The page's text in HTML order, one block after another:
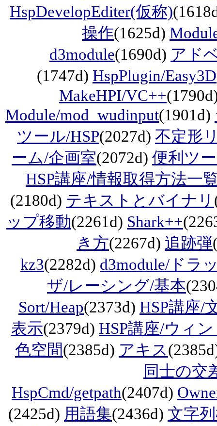
HspDevelopEditer(仮称)
操作(1625d)
d3module(1690d) アド
(1747d) HspPlugin/Easy3D
MakeHPI/VC++
Module/mod_wudinput(1901d)
ツール/HSP(2027d) 不定形
ーム/企画室(2072d) 便利ツ
HSP講座/情報取得方法一
(2180d) テキストとバイナリ
ップ移動(2261d) Shark++
き方(2267d) 追跡弾
kz3(2282d) d3module/ドラ
ザ/レーシング/基本
Sort/Heap(2373d) HSP講座/
表示(2379d) HSP講座/ウィ
色空間(2385d) アキス
同士の交
HspCmd/getpath(2407d)
(2425d) 用語集(2436d) 文字